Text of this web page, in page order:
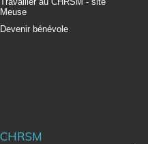
Meuse
Devenir bénévole
CHRSM